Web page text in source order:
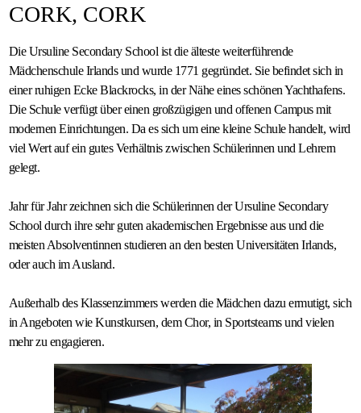
CORK, CORK
Die Ursuline Secondary School ist die älteste weiterführende
Mädchenschule Irlands und wurde 1771 gegründet. Sie befindet sich in
einer ruhigen Ecke Blackrocks, in der Nähe eines schönen Yachthafens.
Die Schule verfügt über einen großzügigen und offenen Campus mit
modernen Einrichtungen. Da es sich um eine kleine Schule handelt, wird
viel Wert auf ein gutes Verhältnis zwischen Schülerinnen und Lehrern
gelegt.
Jahr für Jahr zeichnen sich die Schülerinnen der Ursuline Secondary
School durch ihre sehr guten akademischen Ergebnisse aus und die
meisten Absolventinnen studieren an den besten Universitäten Irlands,
oder auch im Ausland.
Außerhalb des Klassenzimmers werden die Mädchen dazu ermutigt, sich
in Angeboten wie Kunstkursen, dem Chor, in Sportsteams und vielen
mehr zu engagieren.